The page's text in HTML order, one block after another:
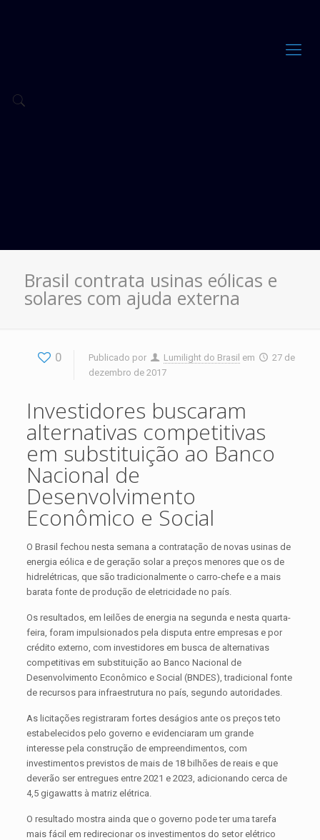
Brasil contrata usinas eólicas e
solares com ajuda externa
0 Publicado por Lumilight do Brasil em
27 de
dezembro de 2017
Investidores buscaram
alternativas competitivas
em substituição ao Banco
Nacional de
Desenvolvimento
Econômico e Social
O Brasil fechou nesta semana a contratação de novas usinas de
energia eólica e de geração solar a preços menores que os de
hidrelétricas, que são tradicionalmente o carro-chefe e a mais
barata fonte de produção de eletricidade no país.
Os resultados, em leilões de energia na segunda e nesta quarta-
feira, foram impulsionados pela disputa entre empresas e por
crédito externo, com investidores em busca de alternativas
competitivas em substituição ao Banco Nacional de
Desenvolvimento Econômico e Social (BNDES), tradicional fonte
de recursos para infraestrutura no país, segundo autoridades.
As licitações registraram fortes deságios ante os preços teto
estabelecidos pelo governo e evidenciaram um grande
interesse pela construção de empreendimentos, com
investimentos previstos de mais de 18 bilhões de reais e que
deverão ser entregues entre 2021 e 2023, adicionando cerca de
4,5 gigawatts à matriz elétrica.
O resultado mostra ainda que o governo pode ter uma tarefa
mais fácil em redirecionar os investimentos do setor elétrico